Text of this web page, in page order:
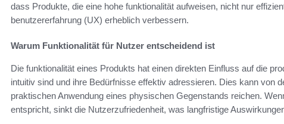
dass Produkte, die eine hohe funktionalität aufweisen, nicht nur
benutzererfahrung (UX) erheblich verbessern.
Warum Funktionalität für Nutzer entscheidend ist
Die funktionalität eines Produkts hat einen direkten Einfluss auf die
intuitiv sind und ihre Bedürfnisse effektiv adressieren. Dies kann von
praktischen Anwendung eines physischen Gegenstands reichen.
entspricht, sinkt die Nutzerzufriedenheit, was langfristige